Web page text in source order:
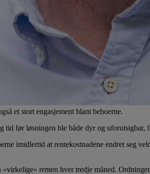
et stort engasjement blant beboerne.
tid før løsningen ble både dyr og uforutsigbar,
imidlertid at rentekostnadene endret seg
renten hver tredje måned.